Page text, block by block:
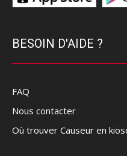
BESOIN D'AIDE ?
FAQ
Nous contacter
Où trouver Causeur en